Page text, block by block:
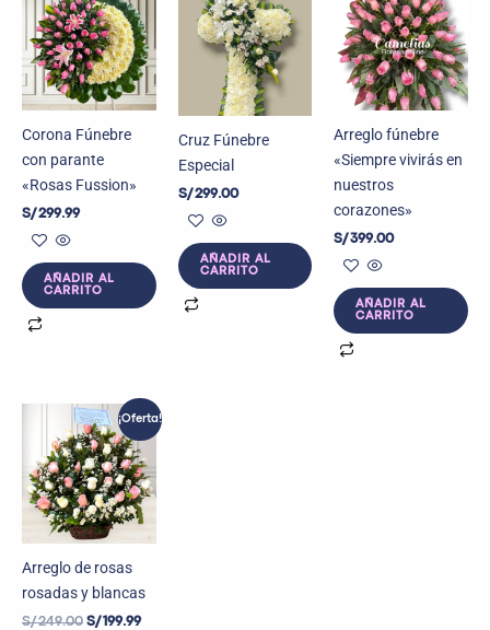
Corona Fúnebre
con parante
«Rosas Fussion»
S/299.99
AÑADIR AL
CARRITO
Cruz Fúnebre
Especial
S/299.00
AÑADIR AL
CARRITO
Arreglo fúnebre
«Siempre vivirás en
nuestros
corazones»
S/399.00
AÑADIR AL
CARRITO
¡Oferta!
Arreglo de rosas
rosadas y blancas
S/249.00
El
precio
original
era:
S/ 249.00.
S/199.99
El
precio
es:
S/ 199.99.